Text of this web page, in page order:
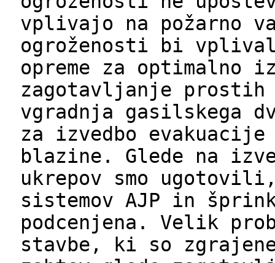
vplivajo na požarno
ogroženosti bi
opreme za optimalno
zagotavljanje
vgradnja gasilskega
za izvedbo evakuacije
blazine. Glede na
ukrepov smo
sistemov AJP in
podcenjena. Velik
stavbe, ki so